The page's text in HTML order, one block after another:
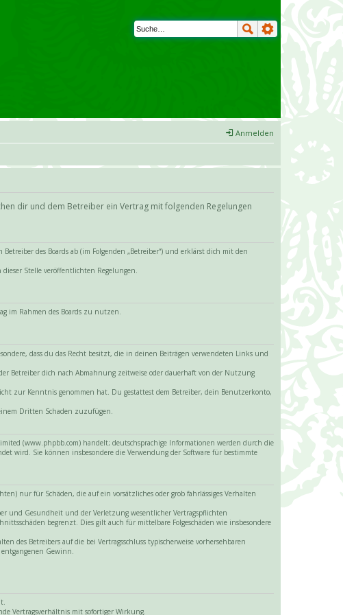
Anmelden
dir und dem Betreiber ein Vertrag mit folgenden Regelungen
des Boards ab (im Folgenden „Betreiber“) und erklärst dich mit den
Stelle veröffentlichten Regelungen.
im Rahmen des Boards zu nutzen.
dass du das Recht besitzt, die in deinen Beiträgen verwendeten Links und
Betreiber dich nach Abmahnung zeitweise oder dauerhaft von der Nutzung
zur Kenntnis genommen hat. Du gestattest dem Betreiber, dein Benutzerkonto,
Dritten Schaden zuzufügen.
(www.phpbb.com) handelt; deutschsprachige Informationen werden durch die
wird. Sie können insbesondere die Verwendung der Software für bestimmte
nur für Schäden, die auf ein vorsätzliches oder grob fahrlässiges Verhalten
und Gesundheit und der Verletzung wesentlicher Vertragspflichten
begrenzt. Dies gilt auch für mittelbare Folgeschäden wie insbesondere
des Betreibers auf die bei Vertragsschluss typischerweise vorhersehbaren
Gewinn.
Vertragsverhältnis mit sofortiger Wirkung.